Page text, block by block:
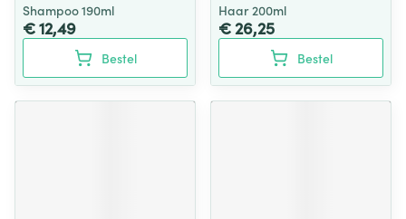
Shampoo 190ml
€ 12,49
Bestel
Haar 200ml
€ 26,25
Bestel